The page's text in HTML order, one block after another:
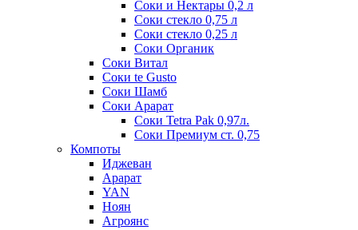
Соки и Нектары 0,2 л
Соки стекло 0,75 л
Соки стекло 0,25 л
Соки Органик
Соки Витал
Соки te Gusto
Соки Шамб
Соки Арарат
Соки Tetra Pak 0,97л.
Соки Премиум ст. 0,75
Компоты
Иджеван
Арарат
YAN
Ноян
Агроянс